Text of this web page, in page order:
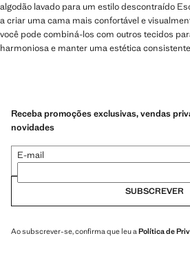
algodão lavado para um estilo descontraído
a criar uma cama mais confortável e
você pode combiná-los com outros tecidos
harmoniosa e manter uma estética
Receba promoções exclusivas, vendas
novidades
E-mail
SUBSCREVER
Ao subscrever-se, confirma que leu a Política de